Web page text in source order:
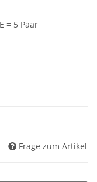
= 5 Paar
Frage zum Artikel